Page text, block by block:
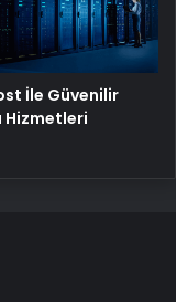
İle Güvenilir
Hizmetleri